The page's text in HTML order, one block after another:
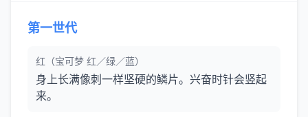
第一世代
红（宝可梦 红／绿／蓝）
身上长满像刺一样坚硬的鳞片。兴奋时针会竖起
来。